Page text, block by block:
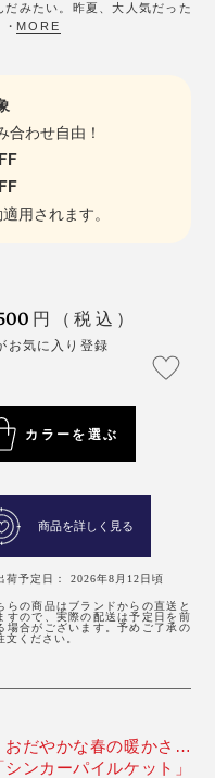
みたい。昨夏、大人気だった
MORE
合わせ自由！
用されます。
円（税込）
お気に入り登録
カラーを選ぶ
商品を詳しく見る
荷予定日： 2026年8月12日頃
らの商品はブランドからの直送と
すので、実際の配送は予定日を前
場合がございます。予めご了承の
文ください。
おだやかな春の暖かさ…
ンカーパイルケット」